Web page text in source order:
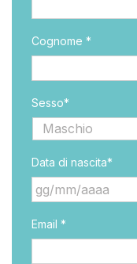
Cognome *
Sesso*
Data di nascita*
slash
MM
Email *